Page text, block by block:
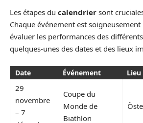
Les étapes du calendrier sont
Chaque événement est
évaluer les performances des
quelques-unes des dates et des lieux
Date Événement Lieu
29
novembre
– 7
Coupe du
Monde de
Biathlon